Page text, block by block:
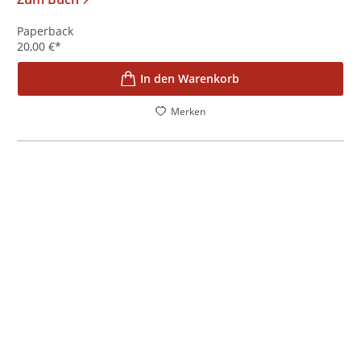
Paperback
20,00 €*
In den Warenkorb
Merken